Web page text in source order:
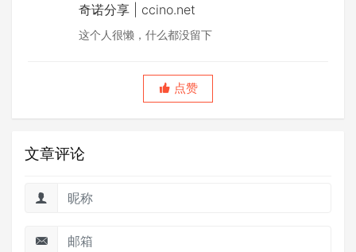
奇诺分享 | ccino.net
这个人很懒，什么都没留下
点赞
文章评论